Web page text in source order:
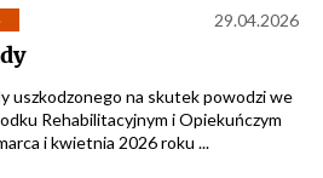
29.04.2026
uszkodzonego na skutek powodzi we
Rehabilitacyjnym i Opiekuńczym
i kwietnia 2026 roku ...